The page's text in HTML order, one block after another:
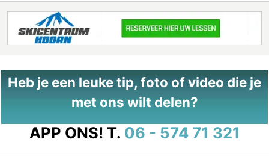
Heb je een leuke tip, foto of video die je
met ons wilt delen?
APP ONS! T. 06 - 574 71 321